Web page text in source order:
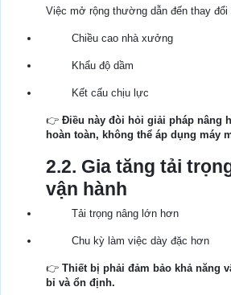
Việc mở rộng thường dẫn đến thay đổi
Chiều cao nhà xưởng
Khẩu độ dầm
Kết cấu chịu lực
👉 Điều này đòi hỏi giải pháp nâng
hoàn toàn, không thể áp dụng máy
2.2. Gia tăng tải
vận hành
Tải trọng nâng lớn hơn
Chu kỳ làm việc dày đặc hơn
👉 Thiết bị phải đảm bảo khả năng
bỉ và ổn định.